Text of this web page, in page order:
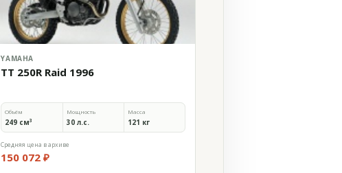
YAMAHA
TT 250R Raid 1996
Объём
249 см³
Мощность
30 л.с.
Масса
121 кг
Средняя цена в архиве
150 072 ₽